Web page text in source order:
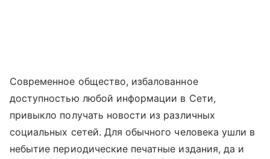
Современное общество, избалованное
доступностью любой информации в Сети,
привыкло получать новости из различных
социальных сетей. Для обычного человека ушли в
небытие периодические печатные издания, да и